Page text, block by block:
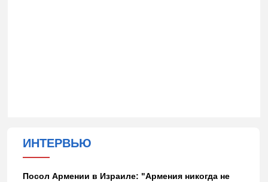
ИНТЕРВЬЮ
Посол Армении в Израиле: "Армения никогда не